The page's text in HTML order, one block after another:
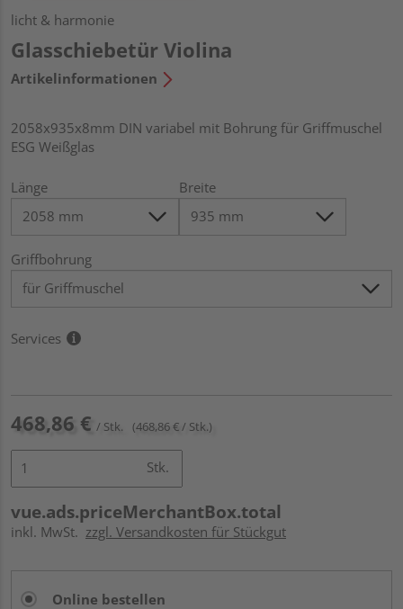
licht & harmonie
Glasschiebetür Violina
Artikelinformationen
2058x935x8mm DIN variabel mit Bohrung für Griffmuschel
ESG Weißglas
Länge Breite
Griffbohrung
Services
468,86 € / Stk. (468,86 € / Stk.)
Stk.
vue.ads.priceMerchantBox.total
inkl. MwSt. zzgl. Versandkosten für Stückgut
Online bestellen